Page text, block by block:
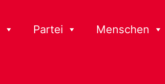
Partei Menschen